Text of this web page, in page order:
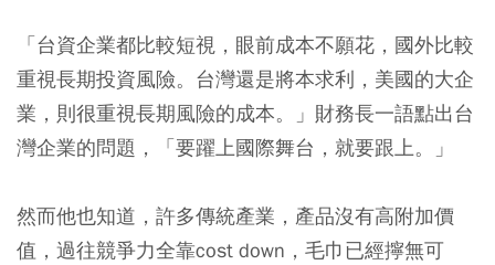
「台資企業都比較短視，眼前成本不願花，國外比較
重視長期投資風險。台灣還是將本求利，美國的大企
業，則很重視長期風險的成本。」財務長一語點出台
灣企業的問題，「要躍上國際舞台，就要跟上。」
然而他也知道，許多傳統產業，產品沒有高附加價
值，過往競爭力全靠cost down，毛巾已經擰無可